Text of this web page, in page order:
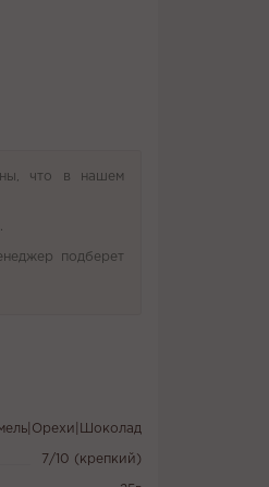
что в нашем
подберет
7/10 (крепкий)